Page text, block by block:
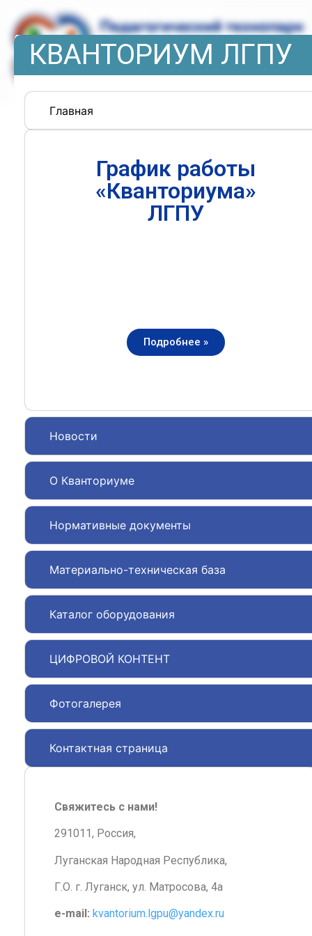
КВАНТОРИУМ ЛГПУ
Главная
Новости
О Кванториуме
Нормативные документы
Материально-техническая база
Каталог оборудования
ЦИФРОВОЙ КОНТЕНТ
Фотогалерея
Контактная страница
График работы
«Кванториума»
ЛГПУ
Подробнее »
Свяжитесь с нами!
291011, Россия,
Луганская Народная Республика,
Г.О. г. Луганск, ул. Матросова, 4а
e-mail: kvantorium.lgpu@yandex.ru